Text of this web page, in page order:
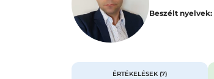
Beszélt nyelvek:
ÉRTÉKELÉSEK (7)